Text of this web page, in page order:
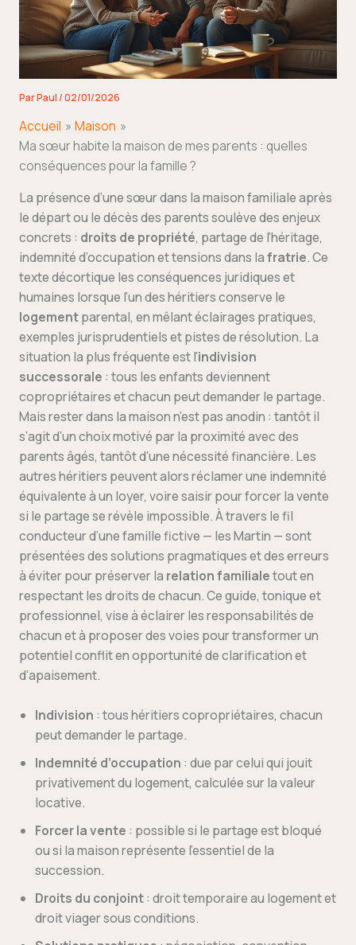
ParPaul/02/01/2026
Accueil
Maison
Ma sœur habite la maison de mes parents : quelles
conséquences pour la famille ?
La présence d’une sœur dans la maison familiale après
le départ ou le décès des parents soulève des enjeux
concrets : droits de propriété, partage de l’héritage,
indemnité d’occupation et tensions dans lafratrie. Ce
texte décortique les conséquences juridiques et
humaines lorsque l’un des héritiers conserve le
logementparental, en mêlant éclairages pratiques,
exemples jurisprudentiels et pistes de résolution. La
situation la plus fréquente est l’indivision
successorale : tous les enfants deviennent
copropriétaires et chacun peut demander le partage.
Mais rester dans la maison n’est pas anodin : tantôt il
s’agit d’un choix motivé par la proximité avec des
parents âgés, tantôt d’une nécessité financière. Les
autres héritiers peuvent alors réclamer une indemnité
équivalente à un loyer, voire saisir pour forcer la vente
si le partage se révèle impossible. À travers le fil
conducteur d’une famille fictive — les Martin — sont
présentées des solutions pragmatiques et des erreurs
à éviter pour préserver la relation familialetout en
respectant les droits de chacun. Ce guide, tonique et
professionnel, vise à éclairer les responsabilités de
chacun et à proposer des voies pour transformer un
potentiel conflit en opportunité de clarification et
d’apaisement.
Indivision : tous héritiers copropriétaires, chacun
peut demander le partage.
Indemnité d’occupation : due par celui qui jouit
privativement du logement, calculée sur la valeur
locative.
Forcer la vente : possible si le partage est bloqué
ou si la maison représente l’essentiel de la
succession.
Droits du conjoint: droit temporaire au logement et
droit viager sous conditions.